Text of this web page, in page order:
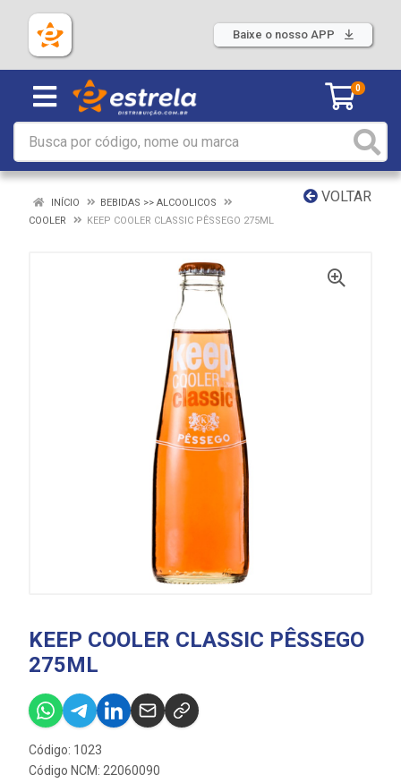
Baixe o nosso APP
0
VOLTAR
INÍCIO
BEBIDAS >> ALCOOLICOS
COOLER
KEEP COOLER CLASSIC PÊSSEGO 275ML
KEEP COOLER CLASSIC PÊSSEGO
275ML
Código: 1023
Código NCM: 22060090